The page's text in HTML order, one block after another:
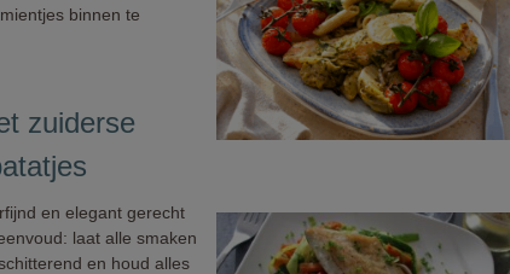
binnen te
zuiderse
en elegant gerecht
laat alle smaken
en houd alles